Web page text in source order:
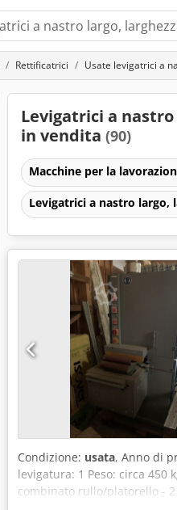
Rettificatrici Usate levigatrici a
Levigatrici a
in vendita (90)
Macchine per la
Levigatrici a nastro largo,
Condizione: usata, Anno di
levigatura: 1 Peso: circa 450
combinato rullo/platorello -